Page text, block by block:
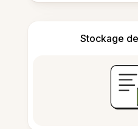
Stockage